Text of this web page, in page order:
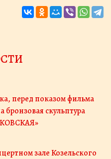
перед показом фильма
бронзовая скульптура
зале Козельского